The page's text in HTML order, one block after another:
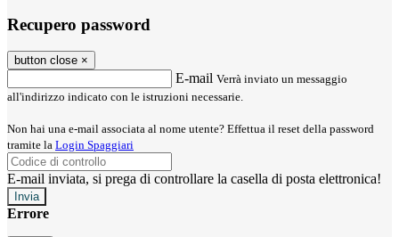
Recupero password
button close ×
E-mail Verrà inviato un messaggio
all'indirizzo indicato con le istruzioni necessarie.
Non hai una e-mail associata al nome utente? Effettua il reset della password
tramite la Login Spaggiari
E-mail inviata, si prega di controllare la casella di posta elettronica!
Errore